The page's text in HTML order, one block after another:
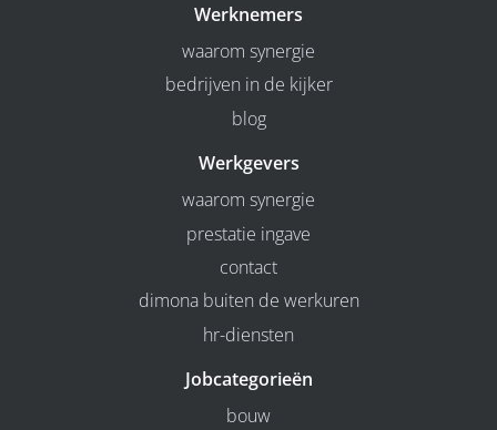
Werknemers
waarom synergie
bedrijven in de kijker
blog
Werkgevers
waarom synergie
prestatie ingave
contact
dimona buiten de werkuren
hr-diensten
Jobcategorieën
bouw